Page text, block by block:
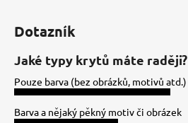
Dotazník
Jaké typy krytů máte raději?
Pouze barva (bez obrázků, motivů atd.)
Barva a nějaký pěkný motiv či obrázek